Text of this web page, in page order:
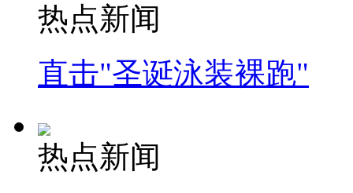
热点新闻
直击"圣诞泳装裸跑"
热点新闻